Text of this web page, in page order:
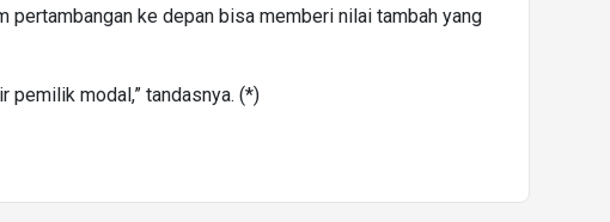
pertambangan ke depan bisa memberi nilai tambah yang
pemilik modal,” tandasnya. (*)